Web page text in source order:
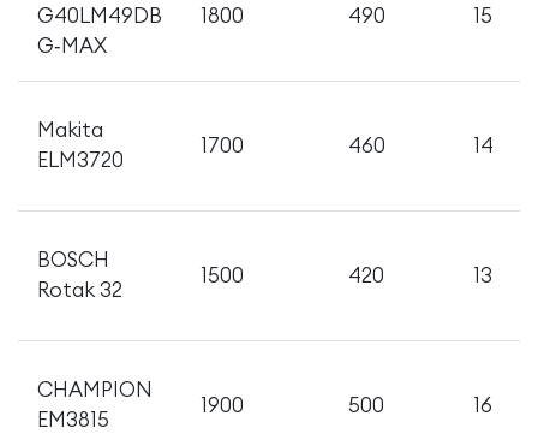
G40LM49DB
G‑MAX
1800 490 15
Makita
ELM3720
1700 460 14
BOSCH
Rotak 32
1500 420 13
CHAMPION
EM3815
1900 500 16